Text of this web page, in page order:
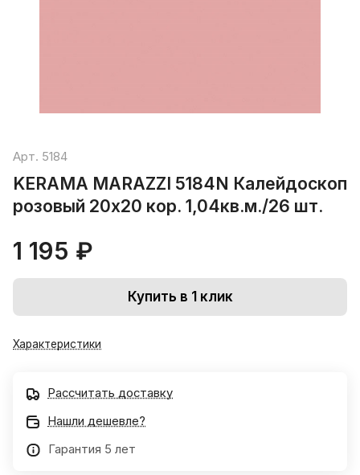
Арт. 5184
KERAMA MARAZZI 5184N Калейдоскоп
розовый 20х20 кор. 1,04кв.м./26 шт.
1 195 ₽
Купить в 1 клик
Характеристики
Рассчитать доставку
Нашли дешевле?
Гарантия 5 лет